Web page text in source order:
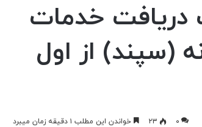
دریافت خدمات
(سپند) از اول
۰ ۲۳ خواندن این مطلب ۱ دقیقه زمان میبرد